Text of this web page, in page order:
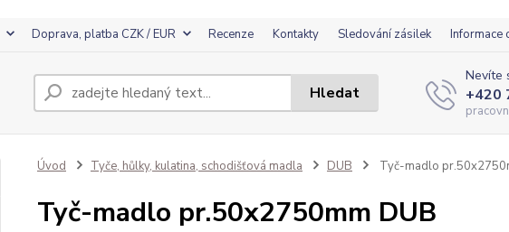
Doprava, platba CZK / EUR Recenze Kontakty Sledování zásilek Informace
Hledat
Nevíte
+420
Úvod Tyče, hůlky, kulatina, schodišťová madla DUB Tyč-madlo
Tyč-madlo pr.50x2750mm DUB